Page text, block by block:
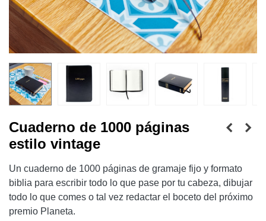
Cuaderno de 1000 páginas
estilo vintage
Un cuaderno de 1000 páginas de gramaje fijo y formato
biblia para escribir todo lo que pase por tu cabeza, dibujar
todo lo que comes o tal vez redactar el boceto del próximo
premio Planeta.